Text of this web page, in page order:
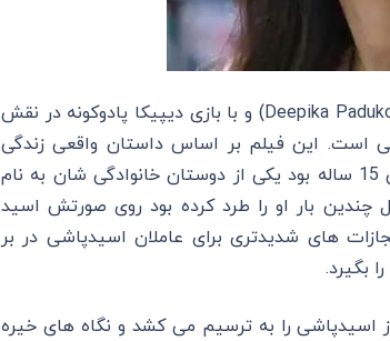
فیلم سینمایی “ضربه” به کارگردانی مگنا گلزار (Meghna Gulzar) Deepika Padukone) و با بازی دیپیکا پادوکونه در نقش
است. این فیلم بر اساس داستان واقعی زندگی
“لاکسمی آگاروال” (Laxmi Agarwal) ساخته شده. زمانی که لاکسمی 15 ساله بود یکی از دوستان خانوادگی شان به نام
آگاروال چندین بار او را طرد کرده بود روی صورتش اسید
های شدیدتری برای عاملان اسیدپاشی در بر
بگیرد.
اسیدپاشی را به ترسیم می کشد و نگاه های خیره